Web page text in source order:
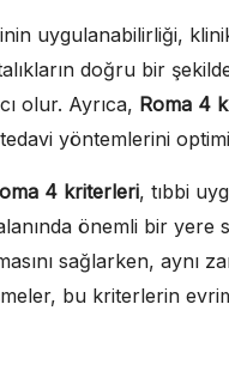
uygulanabilirliği,
doğru bir
olur. Ayrıca, Roma 4
yöntemlerini
4 kriterleri, tıbbi
önemli bir yere
sağlarken, aynı
bu kriterlerin